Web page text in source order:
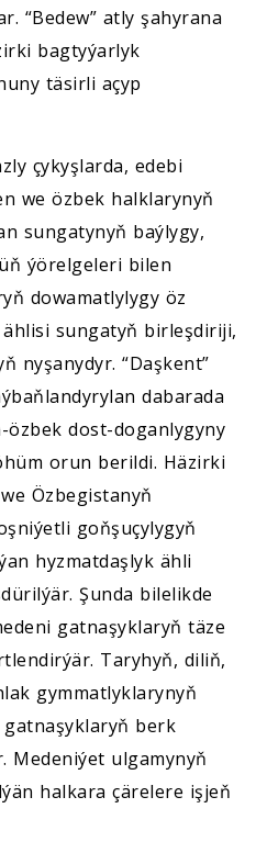
“Bedew” atly şahyrana
bagtyýarlyk
täsirli açyp
çykyşlarda, edebi
we özbek halklarynyň
sungatynyň baýlygy,
ýörelgeleri bilen
dowamatlylygy öz
sungatyň birleşdiriji,
nyşanydyr. “Daşkent”
dabarada
dost-doganlygyny
orun berildi. Häzirki
Özbegistanyň
goňşuçylygyň
hyzmatdaşlyk ähli
Şunda bilelikde
gatnaşyklaryň täze
Taryhyň, diliň,
gymmatlyklarynyň
berk
Medeniýet ulgamynyň
halkara çärelere işjeň